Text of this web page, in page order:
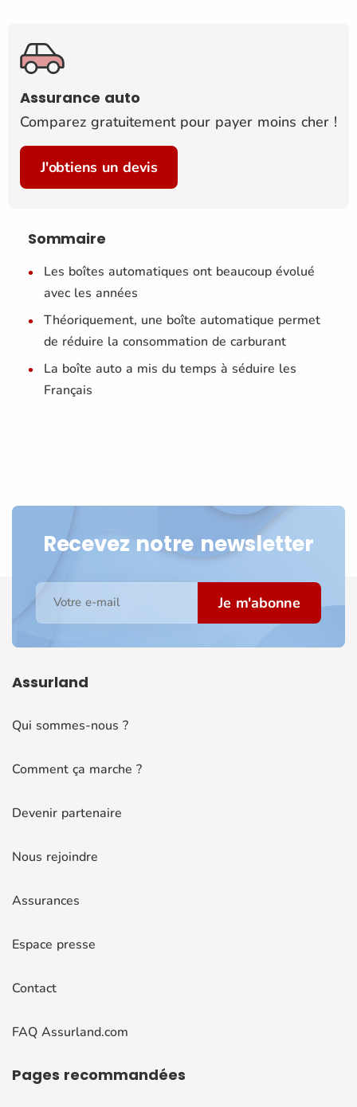
Assurance auto
Comparez gratuitement pour payer moins cher !
J'obtiens un devis
Sommaire
Les boîtes automatiques ont beaucoup évolué
avec les années
Théoriquement, une boîte automatique permet
de réduire la consommation de carburant
La boîte auto a mis du temps à séduire les
Français
Recevez notre newsletter
Votre e-mail Je m'abonne
Assurland
Qui sommes-nous ?
Comment ça marche ?
Devenir partenaire
Nous rejoindre
Assurances
Espace presse
Contact
FAQ Assurland.com
Pages recommandées